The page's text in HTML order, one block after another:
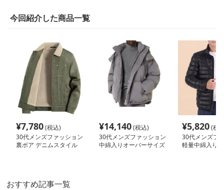
今回紹介した商品一覧
¥7,780(税込)
30代メンズファッション
裏ボア デニムスタイル
¥14,140(税込)
30代メンズファッション
中綿入りオーバーサイズ
¥5,820(税
30代メンズフ
軽量中綿入り
おすすめ記事一覧